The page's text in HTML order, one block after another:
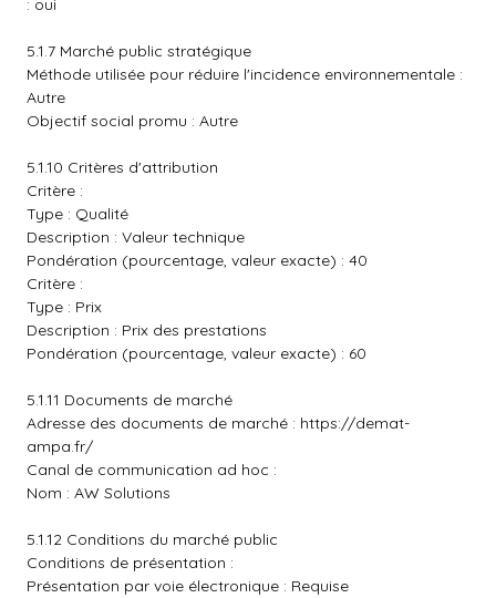
: oui
5.1.7 Marché public stratégique
Méthode utilisée pour réduire l'incidence environnementale :
Autre
Objectif social promu : Autre
5.1.10 Critères d'attribution
Critère :
Type : Qualité
Description : Valeur technique
Pondération (pourcentage, valeur exacte) : 40
Critère :
Type : Prix
Description : Prix des prestations
Pondération (pourcentage, valeur exacte) : 60
5.1.11 Documents de marché
Adresse des documents de marché : https://demat-
ampa.fr/
Canal de communication ad hoc :
Nom : AW Solutions
5.1.12 Conditions du marché public
Conditions de présentation :
Présentation par voie électronique : Requise